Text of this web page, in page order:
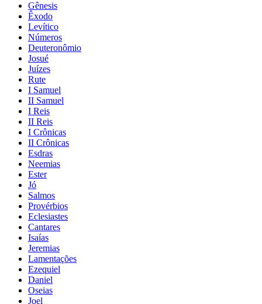
Gênesis
Êxodo
Levítico
Números
Deuteronômio
Josué
Juízes
Rute
I Samuel
II Samuel
I Reis
II Reis
I Crônicas
II Crônicas
Esdras
Neemias
Ester
Jó
Salmos
Provérbios
Eclesiastes
Cantares
Isaías
Jeremias
Lamentações
Ezequiel
Daniel
Oseias
Joel